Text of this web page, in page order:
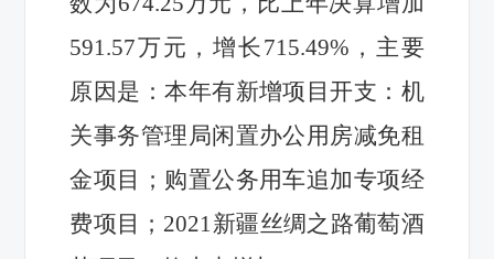
591.57万元，增长 715.49%，主要
原因是：本年有新增项目开支：机
关事务管理局闲置办公用房减免租
金项目；购置公务用车追加专项经
费项目； 2021新疆丝绸之路葡萄酒